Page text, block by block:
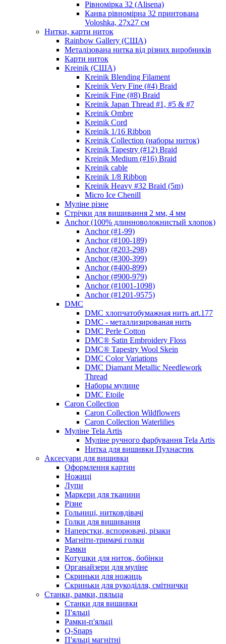
Рівномірка 32 (Alisena)
Канва рівномірна 32 принтована
Voloshka, 27х27 см
Нитки, карти ниток
Rainbow Gallery (США)
Металізована нитка від різних виробників
Карти ниток
Kreinik (США)
Kreinik Blending Filament
Kreinik Very Fine (#4) Braid
Kreinik Fine (#8) Braid
Kreinik Japan Thread #1, #5 & #7
Kreinik Ombre
Kreinik Cord
Kreinik 1/16 Ribbon
Kreinik Collection (наборы ниток)
Kreinik Tapestry (#12) Braid
Kreinik Medium (#16) Braid
Kreinik cable
Kreinik 1/8 Ribbon
Kreinik Heavy #32 Braid (5m)
Micro Ice Chenill
Муліне різне
Стрічки для вишивання 2 мм, 4 мм
Anchor (100% длинноволокнистый хлопок)
Anchor (#1-99)
Anchor (#100-189)
Anchor (#203-298)
Anchor (#300-399)
Anchor (#400-899)
Anchor (#900-979)
Anchor (#1001-1098)
Anchor (#1201-9575)
DMC
DMC хлопчатобумажная нить art.177
DMC - металлизированая нить
DMC Perle Cotton
DMC® Satin Embroidery Floss
DMC® Tapestry Wool Skein
DMC Color Variations
DMC Diamant Metallic Needlework
Thread
Наборы мулине
DMC Etoile
Caron Collection
Caron Collection Wildflowers
Caron Collection Waterlilies
Муліне Tela Artis
Муліне ручного фарбування Tela Artis
Нитка для вишивки Пухнастик
Аксесуари для вишивки
Оформлення картин
Ножиці
Лупи
Маркери для тканини
Різне
Гольниці, нитковдівачі
Голки для вишивання
Наперстки, вспорювачі, різаки
Магніти-тримачі голки
Рамки
Котушки для ниток, бобінки
Органайзери для муліне
Скриньки для ножиць
Скриньки для рукоділля, смітнички
Станки, рамки, пяльца
Станки для вишивки
П'яльці
Рамки-п'яльці
Q-Snaps
П'яльці магнітні